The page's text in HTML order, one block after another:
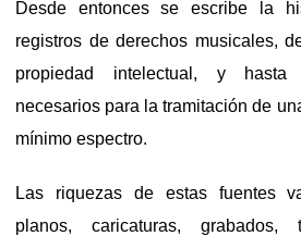
Desde entonces se escribe la
registros de derechos musicales,
propiedad intelectual, y hasta
necesarios para la tramitación de
mínimo espectro.
Las riquezas de estas fuentes
planos, caricaturas,